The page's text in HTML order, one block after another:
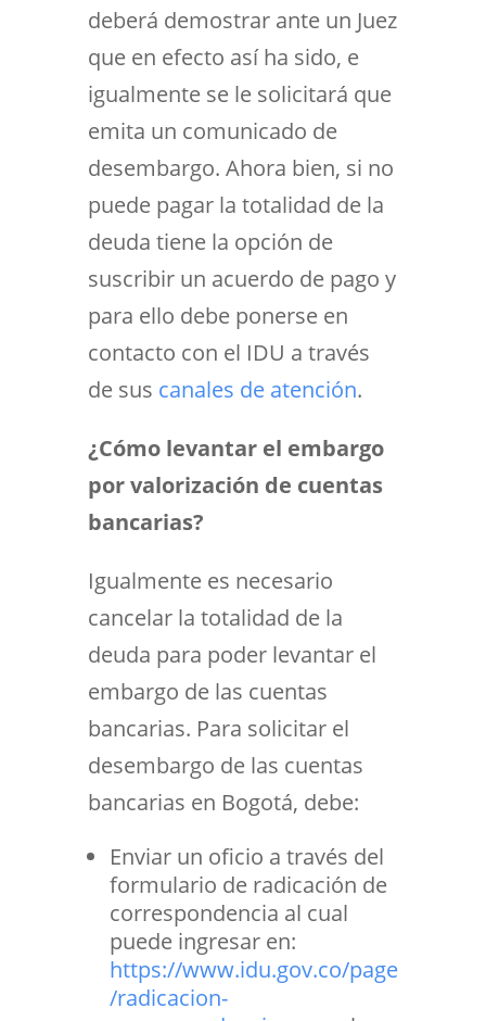
deberá demostrar ante un Juez
que en efecto así ha sido, e
igualmente se le solicitará que
emita un comunicado de
desembargo. Ahora bien, si no
puede pagar la totalidad de la
deuda tiene la opción de
suscribir un acuerdo de pago y
para ello debe ponerse en
contacto con el IDU a través
de sus canales de atención.
¿Cómo levantar el embargo
por valorización de cuentas
bancarias?
Igualmente es necesario
cancelar la totalidad de la
deuda para poder levantar el
embargo de las cuentas
bancarias. Para solicitar el
desembargo de las cuentas
bancarias en Bogotá, debe:
Enviar un oficio a través del
formulario de radicación de
correspondencia al cual
puede ingresar en:
https://www.idu.gov.co/page
/radicacion-